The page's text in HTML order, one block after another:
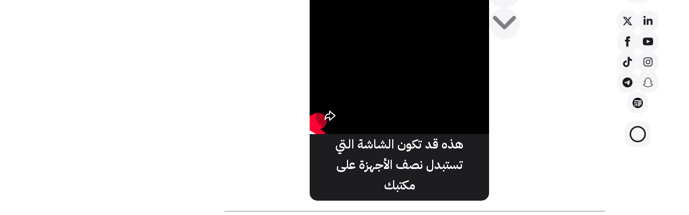
هذه قد تكون الشاشة التي
تستبدل نصف الأجهزة على
مكتبك